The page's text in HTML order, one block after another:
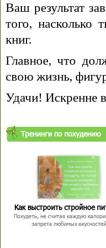
Ваш результат
того, насколько
книг.
Главное, что
свою жизнь,
Удачи! Искренне
Тренинги по похудению
Как выстроить стройное
Похудеть, не считая каждую
запрета любимых вкусностей